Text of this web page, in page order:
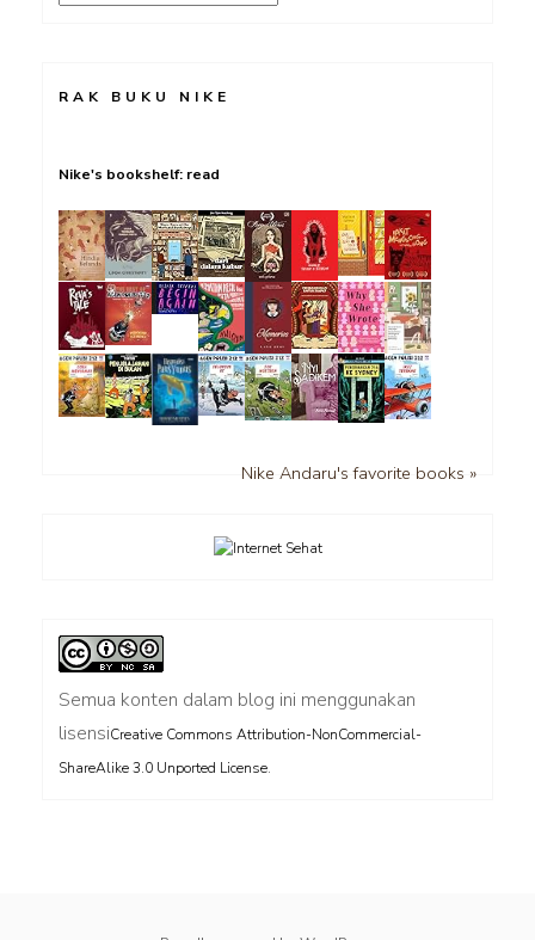
RAK BUKU NIKE
Nike's bookshelf: read
Nike Andaru's favorite books »
Semua konten dalam blog ini menggunakan
lisensiCreative Commons Attribution-NonCommercial-
ShareAlike 3.0 Unported License.